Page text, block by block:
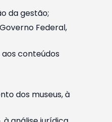
da gestão;
Federal,
aos conteúdos
dos museus, à